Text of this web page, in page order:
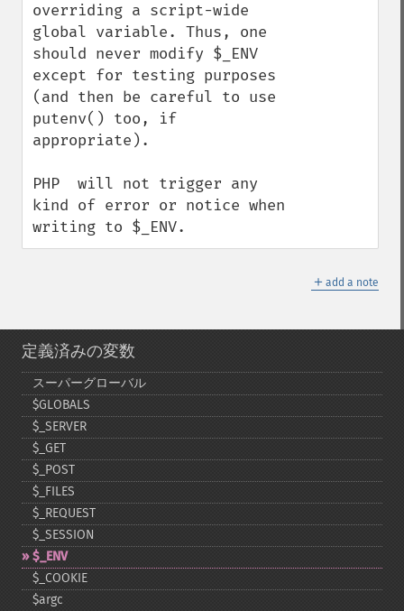
overriding a script-wide
global variable. Thus, one
should never modify $_ENV
except for testing purposes
(and then be careful to use
putenv() too, if
appropriate).
PHP  will not trigger any
kind of error or notice when
writing to $_ENV.
＋ add a note
定義済みの変数
スーパーグローバル
$GLOBALS
$_​SERVER
$_​GET
$_​POST
$_​FILES
$_​REQUEST
$_​SESSION
$_​ENV
$_​COOKIE
$argc